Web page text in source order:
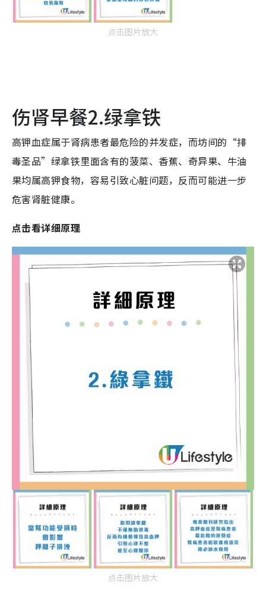
点击图片放大
伤肾早餐2.绿拿铁
高钾血症属于肾病患者最危险的并发症，而坊间的“排
毒圣品”绿拿铁里面含有的菠菜、香蕉、奇异果、牛油
果均属高钾食物，容易引致心脏问题，反而可能进一步
危害肾脏健康。
点击看详细原理
点击图片放大